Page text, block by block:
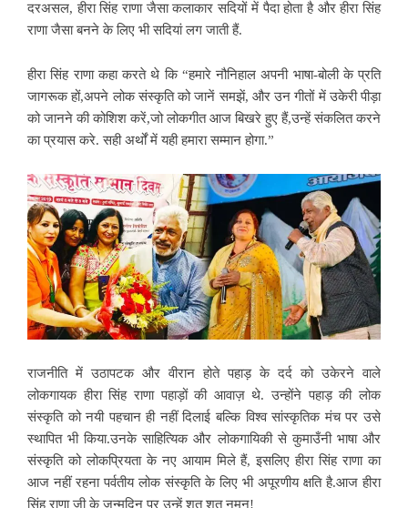
दरअसल, हीरा सिंह राणाजैसा कलाकार सदियों में पैदा होता है और हीरा सिंह
राणा जैसा बनने के लिए भी सदियां लग जाती हैं.
हीरा सिंह राणा कहा करते थे कि “हमारे नौनिहाल अपनी भाषा-बोली के प्रति
जागरूक हों,अपने लोक संस्कृति को जानें समझें, और उन गीतों में उकेरी पीड़ा
को जानने की कोशिश करें,जो लोकगीत आज बिखरे हुए हैं,उन्हें संकलित करने
का प्रयास करे. सही अर्थों में यही हमारा सम्मान होगा.”
राजनीति में उठापटक और वीरान होते पहाड़ के दर्द कोउकेरने वाले
लोकगायक हीरा सिंह राणापहाड़ों की आवाज़ थे. उन्होंने पहाड़ की लोक
संस्कृति को नयी पहचान ही नहीं दिलाई बल्कि विश्व सांस्कृतिक मंच पर उसे
स्थापित भी किया.उनके साहित्यिक और लोकगायिकी से कुमाउँनी भाषा और
संस्कृति को लोकप्रियता केनए आयाम मिले हैं, इसलिए हीरा सिंह राणा का
आज नहीं रहना पर्वतीय लोक संस्कृति के लिए भी अपूरणीय क्षति है.आज हीरा
सिंह राणा जी के जन्मदिन पर उन्हें शत शत नमन!